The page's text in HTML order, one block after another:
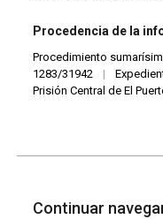
Procedencia de la
Procedimiento
1283/31942
|
Prisión Central de El
Continuar